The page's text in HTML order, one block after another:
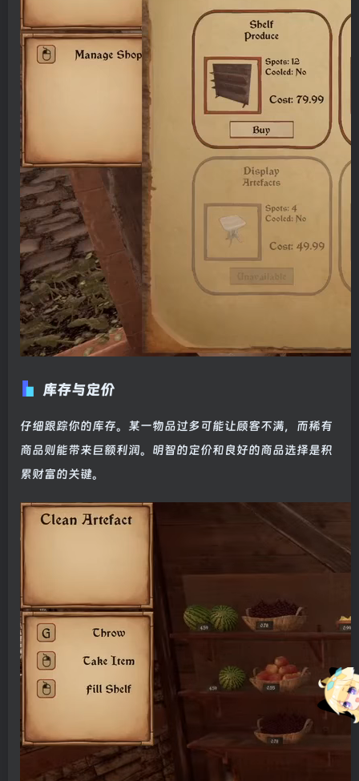
库存与定价
仔细跟踪你的库存。某一物品过多可能让顾客不满，而稀有
商品则能带来巨额利润。明智的定价和良好的商品选择是积
累财富的关键。